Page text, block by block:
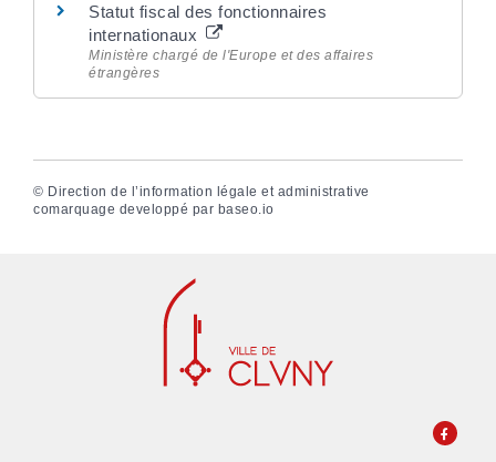
Statut fiscal des fonctionnaires
internationaux
Ministère chargé de l'Europe et des affaires
étrangères
© Direction de l’information légale et administrative
comarquage developpé par baseo.io